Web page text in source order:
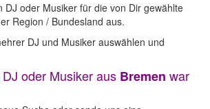
DJ oder Musiker für die von Dir gewählte
Region / Bundesland aus.
DJ und Musiker auswählen und
oder Musiker aus Bremen war